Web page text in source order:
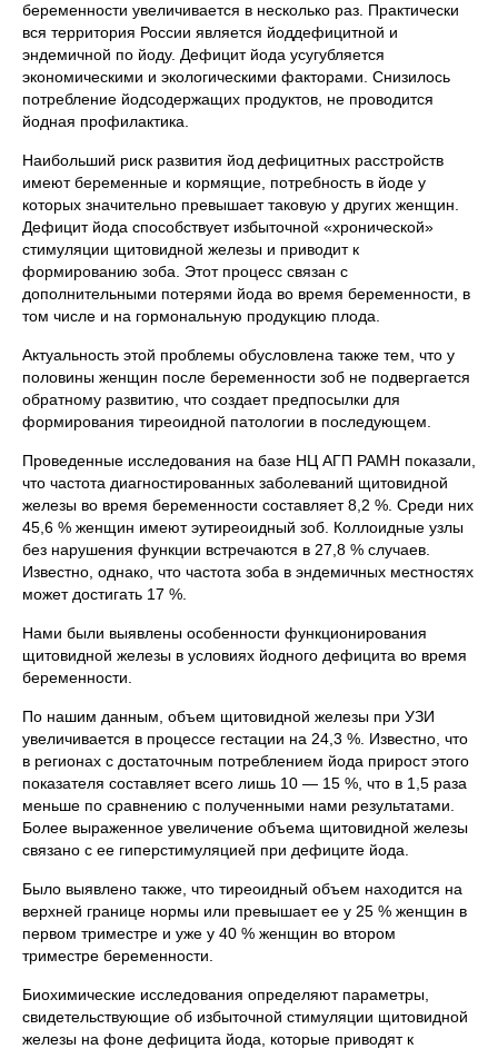
беременности увеличивается в несколько раз. Практически
вся территория России является йоддефицитной и
эндемичной по йоду. Дефицит йода усугубляется
экономическими и экологическими факторами. Снизилось
потребление йодсодержащих продуктов, не проводится
йодная профилактика.
Наибольший риск развития йод дефицитных расстройств
имеют беременные и кормящие, потребность в йоде у
которых значительно превышает таковую у других женщин.
Дефицит йода способствует избыточной «хронической»
стимуляции щитовидной железы и приводит к
формированию зоба. Этот процесс связан с
дополнительными потерями йода во время беременности, в
том числе и на гормональную продукцию плода.
Актуальность этой проблемы обусловлена также тем, что у
половины женщин после беременности зоб не подвергается
обратному развитию, что создает предпосылки для
формирования тиреоидной патологии в последующем.
Проведенные исследования на базе НЦ АГП РАМН показали,
что частота диагностированных заболеваний щитовидной
железы во время беременности составляет 8,2 %. Среди них
45,6 % женщин имеют эутиреоидный зоб. Коллоидные узлы
без нарушения функции встречаются в 27,8 % случаев.
Известно, однако, что частота зоба в эндемичных местностях
может достигать 17 %.
Нами были выявлены особенности функционирования
щитовидной железы в условиях йодного дефицита во время
беременности.
По нашим данным, объем щитовидной железы при УЗИ
увеличивается в процессе гестации на 24,3 %. Известно, что
в регионах с достаточным потреблением йода прирост этого
показателя составляет всего лишь 10 — 15 %, что в 1,5 раза
меньше по сравнению с полученными нами результатами.
Более выраженное увеличение объема щитовидной железы
связано с ее гиперстимуляцией при дефиците йода.
Было выявлено также, что тиреоидный объем находится на
верхней границе нормы или превышает ее у 25 % женщин в
первом триместре и уже у 40 % женщин во втором
триместре беременности.
Биохимические исследования определяют параметры,
свидетельствующие об избыточной стимуляции щитовидной
железы на фоне дефицита йода, которые приводят к